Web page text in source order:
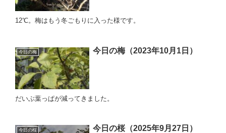
12℃。梅はもう冬ごもりに入った様です。
今日の梅 今日の梅（2023年10月1日）
だいぶ葉っぱが減ってきました。
今日の桜 今日の桜（2025年9月27日）